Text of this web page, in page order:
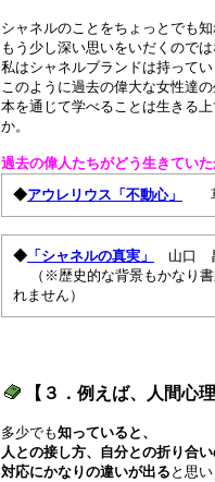
シャネルのことをちょっとでも
もう少し深い思いをいだくので
私はシャネルブランドは持って
このように過去の偉大な女性達
本を通じて学べることは生きる
か。
過去の偉人たちがどう生きてい
◆アウレリウス「不動心」
◆ 「シャネルの真実」
山口
（※歴史的な背景もかなり書
れません）
【３．例えば、人間心
多少でも知っていると、
人との接し方、自分との折り合
対応にかなりの違いが出る と思